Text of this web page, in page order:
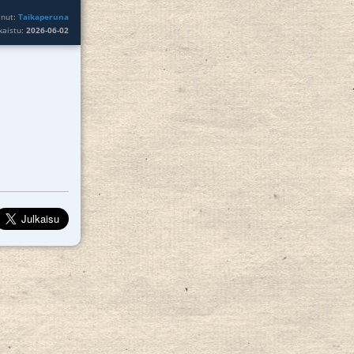
Taikaperuna
2026-06-02